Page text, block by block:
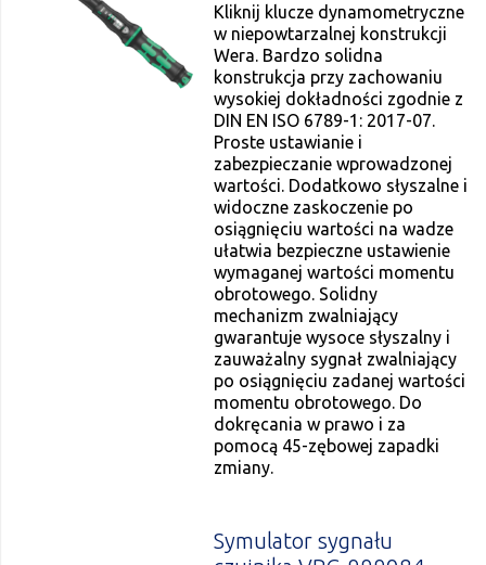
Kliknij klucze dynamometryczne
w niepowtarzalnej konstrukcji
Wera. Bardzo solidna
konstrukcja przy zachowaniu
wysokiej dokładności zgodnie z
DIN EN ISO 6789-1: 2017-07.
Proste ustawianie i
zabezpieczanie wprowadzonej
wartości. Dodatkowo słyszalne i
widoczne zaskoczenie po
osiągnięciu wartości na wadze
ułatwia bezpieczne ustawienie
wymaganej wartości momentu
obrotowego. Solidny
mechanizm zwalniający
gwarantuje wysoce słyszalny i
zauważalny sygnał zwalniający
po osiągnięciu zadanej wartości
momentu obrotowego. Do
dokręcania w prawo i za
pomocą 45-zębowej zapadki
zmiany.
Symulator sygnału